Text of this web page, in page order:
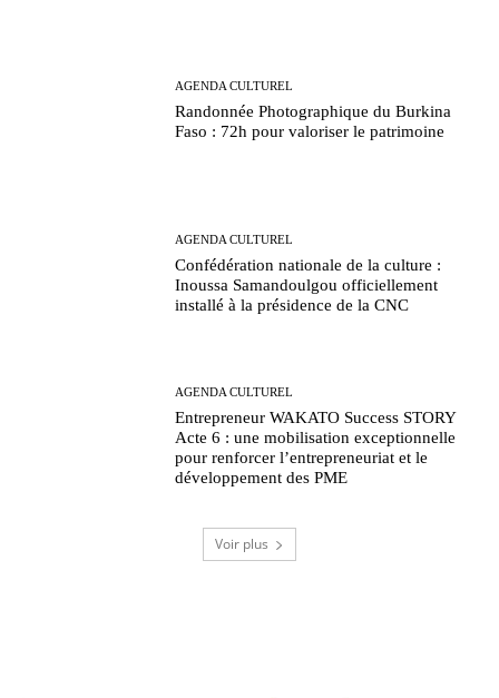
AGENDA CULTUREL
Randonnée Photographique du Burkina
Faso : 72h pour valoriser le patrimoine
AGENDA CULTUREL
Confédération nationale de la culture :
Inoussa Samandoulgou officiellement
installé à la présidence de la CNC
AGENDA CULTUREL
Entrepreneur WAKATO Success STORY
Acte 6 : une mobilisation exceptionnelle
pour renforcer l’entrepreneuriat et le
développement des PME
Voir plus